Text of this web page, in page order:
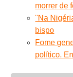
morrer de
''Na
bispo
Fome
político.